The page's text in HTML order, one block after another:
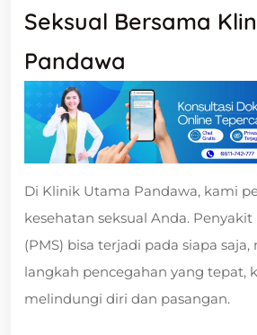
Seksual Bersama
Pandawa
Di Klinik Utama Pandawa, kami
kesehatan seksual Anda.
(PMS) bisa terjadi pada siapa
langkah pencegahan yang tepat,
melindungi diri dan pasangan.